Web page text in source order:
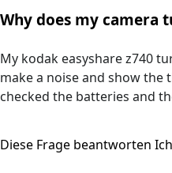
Why does my camera
My kodak easyshare z740
make a noise and show
checked the batteries and
Diese Frage beantworten